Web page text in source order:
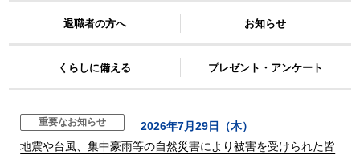
退職者の方へ お知らせ
くらしに備える プレゼント・アンケート
重要なお知らせ
2026年7月29日（木）
地震や台風、集中豪雨等の自然災害により被害を受けられた皆